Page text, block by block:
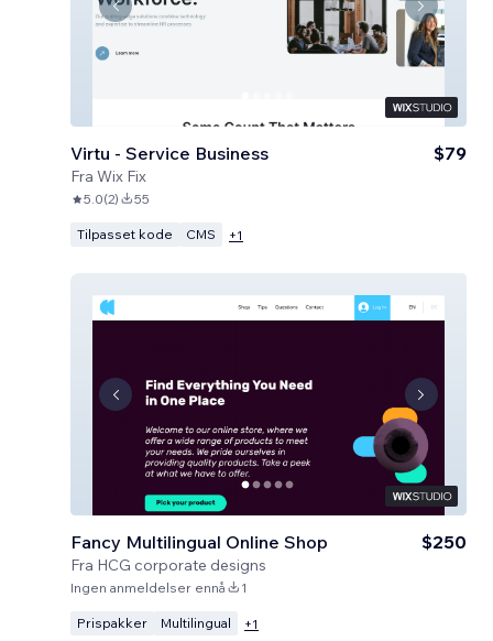
Virtu - Service Business
Fra Wix Fix
$79
5.0(2) 55
Tilpasset kode CMS +1
Fancy Multilingual Online Shop
Fra HCG corporate designs
$250
Ingen anmeldelser ennå 1
Prispakker Multilingual +1